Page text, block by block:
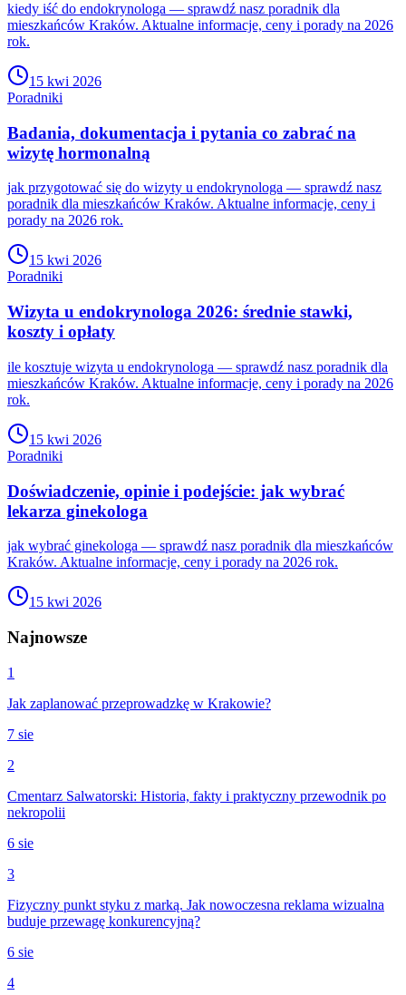
kiedy iść do endokrynologa — sprawdź nasz poradnik dla
mieszkańców Kraków. Aktualne informacje, ceny i porady na 2026
rok.
15 kwi 2026
Poradniki
Badania, dokumentacja i pytania co zabrać na
wizytę hormonalną
jak przygotować się do wizyty u endokrynologa — sprawdź nasz
poradnik dla mieszkańców Kraków. Aktualne informacje, ceny i
porady na 2026 rok.
15 kwi 2026
Poradniki
Wizyta u endokrynologa 2026: średnie stawki,
koszty i opłaty
ile kosztuje wizyta u endokrynologa — sprawdź nasz poradnik dla
mieszkańców Kraków. Aktualne informacje, ceny i porady na 2026
rok.
15 kwi 2026
Poradniki
Doświadczenie, opinie i podejście: jak wybrać
lekarza ginekologa
jak wybrać ginekologa — sprawdź nasz poradnik dla mieszkańców
Kraków. Aktualne informacje, ceny i porady na 2026 rok.
15 kwi 2026
Najnowsze
1
Jak zaplanować przeprowadzkę w Krakowie?
7 sie
2
Cmentarz Salwatorski: Historia, fakty i praktyczny przewodnik po
nekropolii
6 sie
3
Fizyczny punkt styku z marką. Jak nowoczesna reklama wizualna
buduje przewagę konkurencyjną?
6 sie
4